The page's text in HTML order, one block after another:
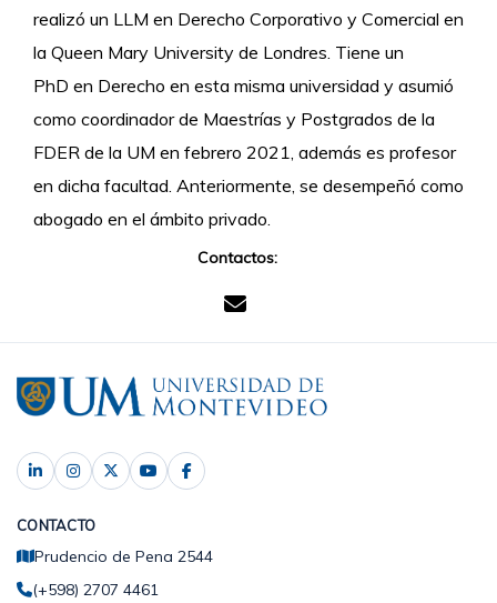
realizó un LLM en Derecho Corporativo y Comercial en
la Queen Mary University de Londres. Tiene un
PhD en Derecho en esta misma universidad y asumió
como coordinador de Maestrías y Postgrados de la
FDER de la UM en febrero 2021, además es profesor
en dicha facultad. Anteriormente, se desempeñó como
abogado en el ámbito privado.
Contactos:
CONTACTO
Prudencio de Pena 2544
(+598) 2707 4461